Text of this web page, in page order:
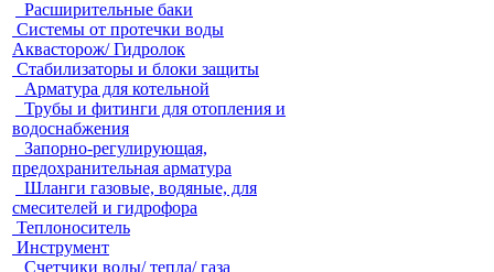
Расширительные баки
Системы от протечки воды
Аквасторож/ Гидролок
Стабилизаторы и блоки защиты
Арматура для котельной
Трубы и фитинги для отопления и
водоснабжения
Запорно-регулирующая,
предохранительная арматура
Шланги газовые, водяные, для
смесителей и гидрофора
Теплоноситель
Инструмент
Счетчики воды/ тепла/ газа